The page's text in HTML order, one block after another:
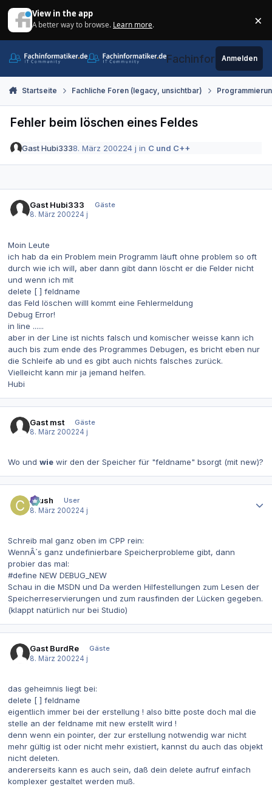
View in the app
A better way to browse. Learn more. ×
Fachinformatiker.de
Anmelden
Startseite Fachliche Foren (legacy, unsichtbar)
Fehler beim löschen eines Feldes
Gast Hubi3338. März 200224 j in C und C++
Gast Hubi333
Gäste
8. März 200224 j
Moin Leute
ich hab da ein Problem mein Programm läuft ohne problem so oft
durch wie ich will, aber dann gibt dann löscht er die Felder nicht
und wenn ich mit
delete [ ] feldname
das Feld löschen willl kommt eine Fehlermeldung
Debug Error!
in line ......
aber in der Line ist nichts falsch und komischer weisse kann ich
auch bis zum ende des Programmes Debugen, es bricht eben nur
die Schleife ab und es gibt auch nichts falsches zurück.
Vielleicht kann mir ja jemand helfen.
Hubi
Gast mst
Gäste
8. März 200224 j
Wo und wie wir den der Speicher für "feldname" bsorgt (mit new)?
Crush
User
8. März 200224 j
Schreib mal ganz oben im CPP rein:
WennÂ´s ganz undefinierbare Speicherprobleme gibt, dann
probier das mal:
#define NEW DEBUG_NEW
Schau in die MSDN und Da werden Hilfestellungen zum Lesen der
Speicherreservierungen und zum rausfinden der Lücken gegeben.
(klappt natürlich nur bei Studio)
Gast BurdRe
Gäste
8. März 200224 j
das geheimnis liegt bei:
delete [ ] feldname
eigentlich immer bei der erstellung ! also bitte poste doch mal die
stelle an der feldname mit new erstellt wird !
denn wenn ein pointer, der zur erstellung notwendig war nicht
mehr gültig ist oder nicht mehr existiert, kannst du auch das objekt
nicht deleten.
andererseits kann es auch sein, daß dein delete aufruf einfach
komplexer gestaltet werden muß.